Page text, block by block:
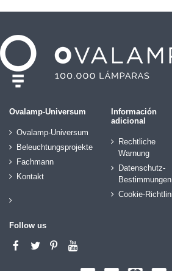
Ovalamp-Universum
Ovalamp-Universum
Beleuchtungsprojekte
Fachmann
Kontakt
Información
adicional
Rechtliche
Warnung
Datenschutz-
Bestimmungen
Cookie-
Follow us